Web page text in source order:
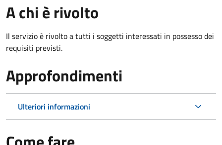
A chi è rivolto
Il servizio è rivolto a tutti i soggetti interessati in possesso dei
requisiti previsti.
Approfondimenti
Ulteriori informazioni